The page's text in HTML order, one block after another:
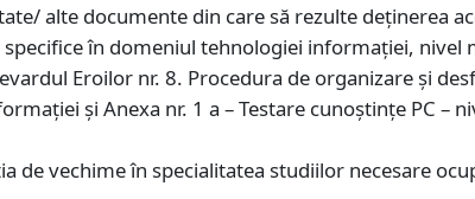
alte documente din care să rezulte deținerea
în domeniul tehnologiei informației,
Eroilor nr. 8. Procedura de organizare și
și Anexa nr. 1 a – Testare cunoștințe PC –
de vechime în specialitatea studiilor necesare